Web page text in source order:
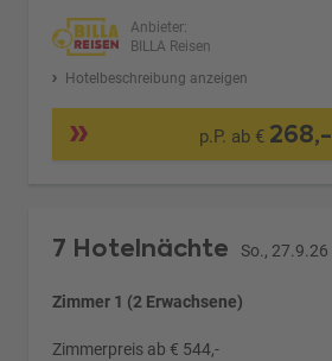
Anbieter:
BILLA Reisen
Hotelbeschreibung anzeigen
p.P. ab € 268,-
7 Hotelnächte So., 27.9.26
Zimmer 1 (2 Erwachsene)
Zimmerpreis ab € 544,-